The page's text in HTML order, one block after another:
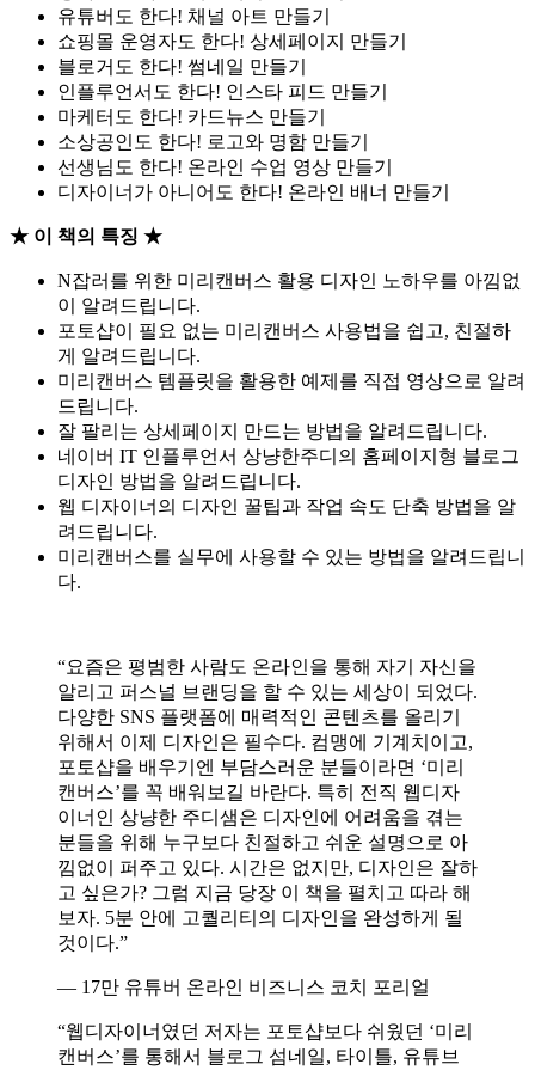
유튜버도 한다! 채널 아트 만들기
쇼핑몰 운영자도 한다! 상세페이지 만들기
블로거도 한다! 썸네일 만들기
인플루언서도 한다! 인스타 피드 만들기
마케터도 한다! 카드뉴스 만들기
소상공인도 한다! 로고와 명함 만들기
선생님도 한다! 온라인 수업 영상 만들기
디자이너가 아니어도 한다! 온라인 배너 만들기
★ 이 책의 특징 ★
N잡러를 위한 미리캔버스 활용 디자인 노하우를 아낌없
이 알려드립니다.
포토샵이 필요 없는 미리캔버스 사용법을 쉽고, 친절하
게 알려드립니다.
미리캔버스 템플릿을 활용한 예제를 직접 영상으로 알려
드립니다.
잘 팔리는 상세페이지 만드는 방법을 알려드립니다.
네이버 IT 인플루언서 상냥한주디의 홈페이지형 블로그
디자인 방법을 알려드립니다.
웹 디자이너의 디자인 꿀팁과 작업 속도 단축 방법을 알
려드립니다.
미리캔버스를 실무에 사용할 수 있는 방법을 알려드립니
다.
“요즘은 평범한 사람도 온라인을 통해 자기 자신을
알리고 퍼스널 브랜딩을 할 수 있는 세상이 되었다.
다양한 SNS 플랫폼에 매력적인 콘텐츠를 올리기
위해서 이제 디자인은 필수다. 컴맹에 기계치이고,
포토샵을 배우기엔 부담스러운 분들이라면 ‘미리
캔버스’를 꼭 배워보길 바란다. 특히 전직 웹디자
이너인 상냥한 주디샘은 디자인에 어려움을 겪는
분들을 위해 누구보다 친절하고 쉬운 설명으로 아
낌없이 퍼주고 있다. 시간은 없지만, 디자인은 잘하
고 싶은가? 그럼 지금 당장 이 책을 펼치고 따라 해
보자. 5분 안에 고퀄리티의 디자인을 완성하게 될
것이다.”
— 17만 유튜버 온라인 비즈니스 코치 포리얼
“웹디자이너였던 저자는 포토샵보다 쉬웠던 ‘미리
캔버스’를 통해서 블로그 섬네일, 타이틀, 유튜브